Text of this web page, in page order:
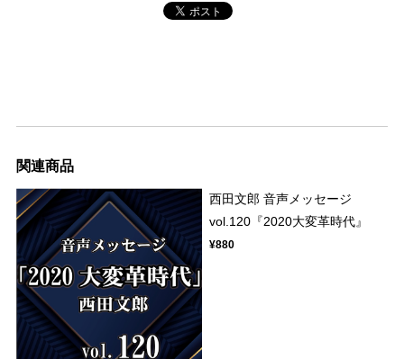
関連商品
西田文郎 音声メッセージ
vol.120『2020大変革時代』
¥880